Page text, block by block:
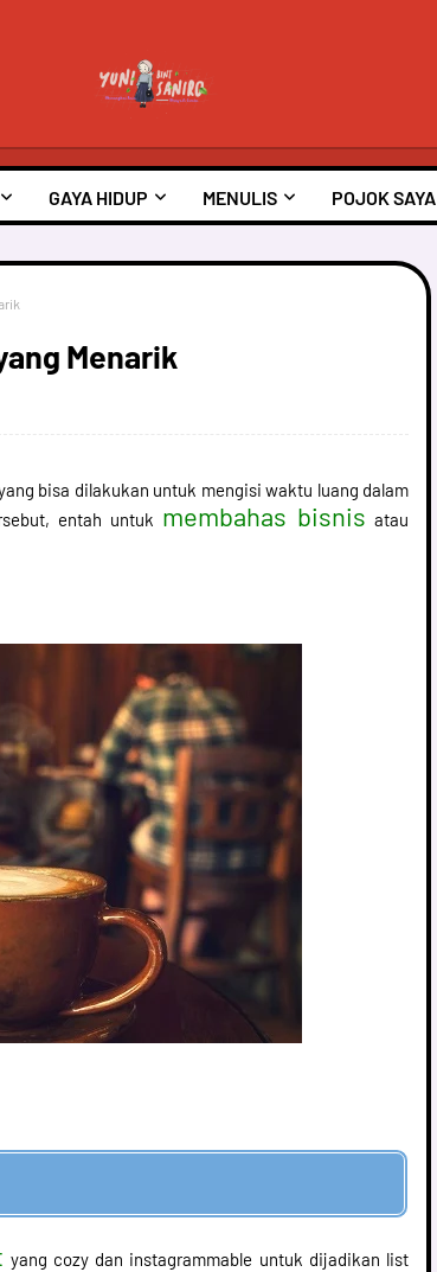
GAYA HIDUP MENULIS POJOK SAYA
Menarik
bisa dilakukan untuk mengisi waktu luang dalam
entah untuk membahas bisnis atau
yang cozy dan instagrammable untuk dijadikan list